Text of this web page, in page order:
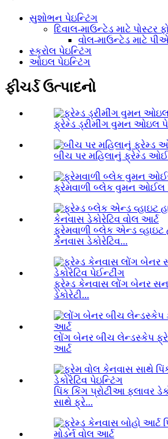
સુશોભન પેઇન્ટિંગ
દિવાલ-માઉન્ટેડ માટે પોસ્ટર
વોલ-માઉન્ટેડ માટે
સ્ક્રોલ પેઇન્ટિંગ
ઓઇલ પેઇન્ટિંગ
ફીચર્ડ ઉત્પાદનો
ફ્રેમ્ડ ડ્રીમીંગ વુમન ઓઇલ
બીચ પર મહિલાનું ફ્રેમ્ડ
ફ્રેમવાળી બ્લેક વુમન ઓઈલ
ફ્રેમવાળી બ્લેક એન્ડ વ્હાઇટ
કેનવાસ ડેકોરેટિવ...
ફ્રેમ્ડ કેનવાસ લોંગ બેનર
ડેકોરેટી...
લોંગ બેનર બીચ લેન્ડસ્કેપ
આર્ટ
પિંક કિંગ પ્રોટીઆ ફ્લાવર
સાથે ફ્રે...